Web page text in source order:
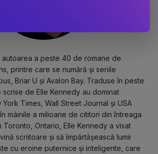
autoarea a peste 40 de romane de
printre care se numără și seriile
Briar U și Avalon Bay. Traduse în peste
de Elle Kennedy au dominat
Times, Wall Street Journal și USA
mâinile a milioane de cititori din întreaga
Toronto, Ontario, Elle Kennedy a visat
scriitoare și să împărtășească lumii
cu eroine puternice și inteligente, care